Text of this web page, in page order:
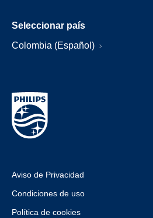
Seleccionar país
Colombia (Español)
Aviso de Privacidad
Condiciones de uso
Política de cookies